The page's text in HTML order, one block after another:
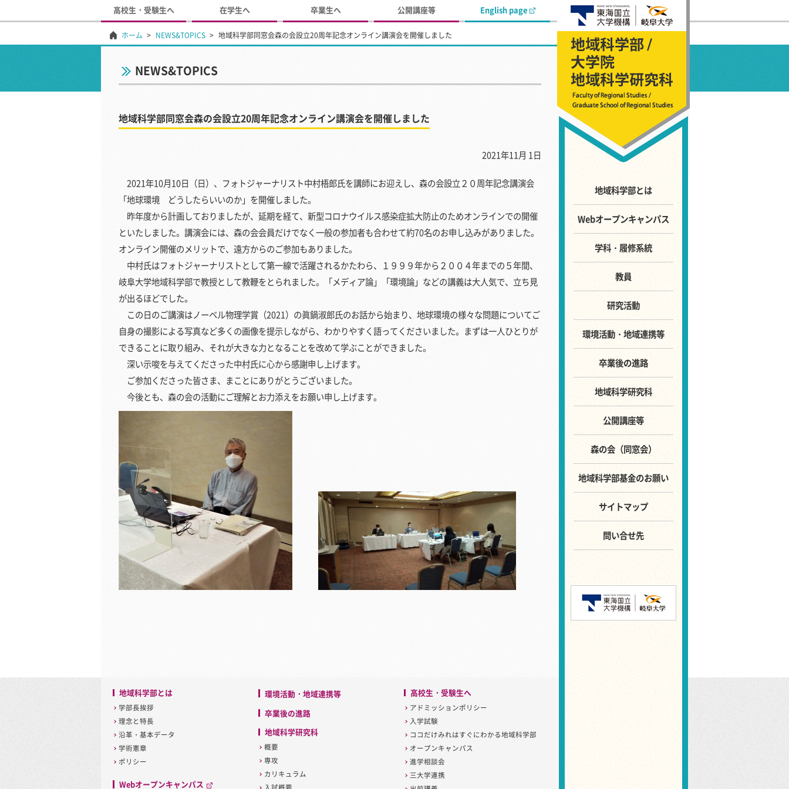
地域科学部とは
Webオープンキャンパス
学科・履修系統
教員
研究活動
環境活動・地域連携等
卒業後の進路
地域科学研究科
公開講座等
森の会（同窓会）
地域科学部基金のお願い
サイトマップ
問い合せ先
高校生・受験生へ 在学生へ 卒業生へ 公開講座等 English page
ホーム NEWS&TOPICS 地域科学部同窓会森の会設立20周年記念オンライン講演会を開催しました
NEWS&TOPICS
地域科学部同窓会森の会設立20周年記念オンライン講演会を開催しました
2021年11月 1日
2021年10月10日（日）、フォトジャーナリスト中村梧郎氏を講師にお迎えし、森の会設立２０周年記念講演会
「地球環境 どうしたらいいのか」を開催しました。
昨年度から計画しておりましたが、延期を経て、新型コロナウイルス感染症拡大防止のためオンラインでの開催
といたしました。講演会には、森の会会員だけでなく一般の参加者も合わせて約70名のお申し込みがありました。
オンライン開催のメリットで、遠方からのご参加もありました。
中村氏はフォトジャーナリストとして第一線で活躍されるかたわら、１９９９年から２００４年までの５年間、
岐阜大学地域科学部で教授として教鞭をとられました。「メディア論」「環境論」などの講義は大人気で、立ち見
が出るほどでした。
この日のご講演はノーベル物理学賞（2021）の眞鍋淑郎氏のお話から始まり、地球環境の様々な問題についてご
自身の撮影による写真など多くの画像を提示しながら、わかりやすく語ってくださいました。まずは一人ひとりが
できることに取り組み、それが大きな力となることを改めて学ぶことができました。
深い示唆を与えてくださった中村氏に心から感謝申し上げます。
ご参加くださった皆さま、まことにありがとうございました。
今後とも、森の会の活動にご理解とお力添えをお願い申し上げます。
地域科学部とは
学部長挨拶
理念と特長
沿革・基本データ
学術憲章
ポリシー
Webオープンキャンパス
環境活動・地域連携等
卒業後の進路
地域科学研究科
概要
専攻
カリキュラム
高校生・受験生へ
アドミッションポリシー
入学試験
ココだけみれはすぐにわかる地域科学部
オープンキャンパス
進学相談会
三大学連携